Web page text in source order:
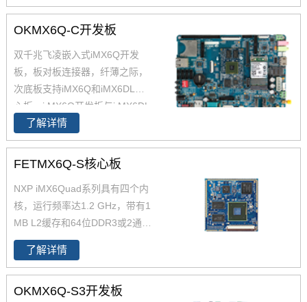
业级核心板，欢迎采购。 i.MX6
Q核心板基于NXP（原Freescal
处理器设计，核心板小尺寸核心
板搭配独特的薄款连接器，让设
计随心所欲！
OKMX6Q-C开发板
双千兆飞凌嵌入式iMX6Q开发
板，板对板连接器，纤薄之际，
次底板支持iMX6Q和iMX6DL核
心板。i.MX6Q开发板与i.MX6DL
开发板资源丰富，原理图、PC
B、软件资源、硬件资源下载，
技术支持等。欢迎选购
了解详情
FETMX6Q-S核心板
NXP iMX6Quad系列具有四个内
核，运行频率达1.2 GHz，带有1
MB L2缓存和64位DDR3或2通
道、32位LPDDR2支持。飞凌提
供商业级iMX6Q核心板,工业级iM
X6Q核心板,兼容一同底板。具有
抗震,抗氧化,抗干扰,更快速升级
了解详情
OKMX6Q-S3开发板